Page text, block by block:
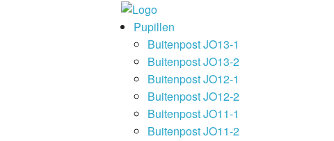
Pupillen
Buitenpost JO13-1
Buitenpost JO13-2
Buitenpost JO12-1
Buitenpost JO12-2
Buitenpost JO11-1
Buitenpost JO11-2